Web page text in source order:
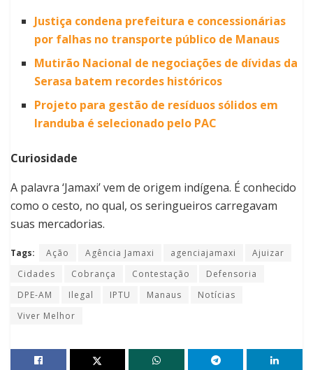
Justiça condena prefeitura e concessionárias
por falhas no transporte público de Manaus
Mutirão Nacional de negociações de dívidas da
Serasa batem recordes históricos
Projeto para gestão de resíduos sólidos em
Iranduba é selecionado pelo PAC
Curiosidade
A palavra ‘Jamaxi’ vem de origem indígena. É conhecido
como o cesto, no qual, os seringueiros carregavam
suas mercadorias.
Tags: Ação Agência Jamaxi agenciajamaxi
Ajuizar
Cidades
Cobrança Contestação
Defensoria
DPE-AM
Ilegal IPTU Manaus
Notícias
Viver Melhor